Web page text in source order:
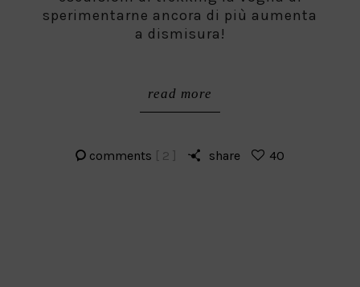
sperimentarne ancora di più aumenta
a dismisura!
read more
comments [ 2 ] share 40